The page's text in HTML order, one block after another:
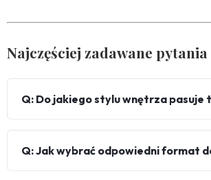
Najczęściej zadawane pytania
Q: Do jakiego stylu wnętrza
Q: Jak wybrać odpowiedni format